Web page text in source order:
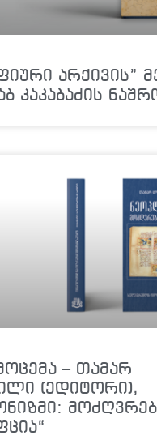
არქივის”
კაკაბაძის
– თამარ
(ედიტორი),